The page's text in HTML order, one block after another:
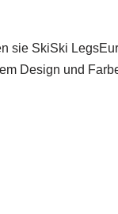
sie SkiSki
Design und